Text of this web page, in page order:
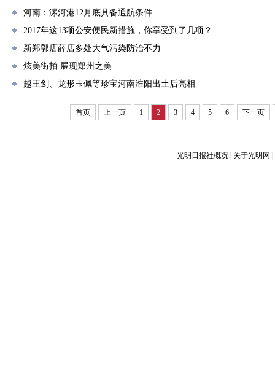
河南：漯河港12月底具备通航条件
2017年这13项公安便民新措施，你享受到了几项？
新郑郭店薛店多处大气污染防治不力
炫美街拍 展现郑州之美
越王剑、龙形玉佩等珍宝河南淮阳出土后亮相
首页 上一页 1 2 3 4 5 6 下一页
光明日报社概况 关于光明网